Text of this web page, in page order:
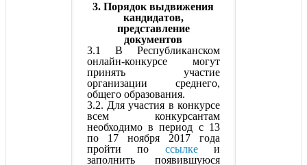
3. Порядок выдвижения
кандидатов,
представление
документов
3.1 В Республиканском
онлайн-конкурсе могут
принять участие
организации среднего,
общего образования.
3.2. Для участия в конкурсе
всем конкурсантам
необходимо в период с 13
по 17 ноября 2017 года
пройти по ссылкеи
заполнить появившуюся